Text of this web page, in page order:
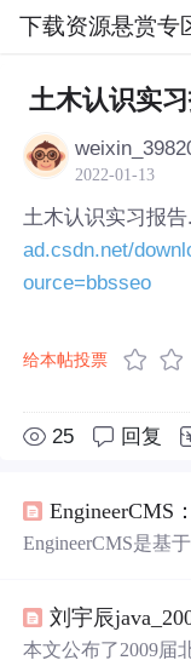
下载资源悬赏专
社区 下载资源
土木认识实
2022-01-13
土木认识实习报
ad.csdn.net/
ource=bbsseo
给本帖投票
25 回复
EngineerCMS：
EngineerCMS是基
小程序）及全文检
施工、监理等多方
本文公布了2009届